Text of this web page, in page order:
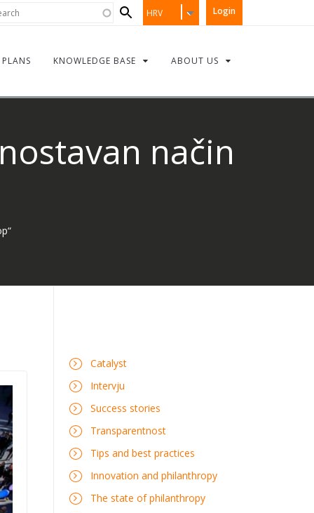
Login
HRV
PLANS KNOWLEDGE BASE ABOUT US
način
Catalyst
Intervju
Success stories
Transparentnost
Tips and best practices
Innovation and philanthropy
The state of philanthropy